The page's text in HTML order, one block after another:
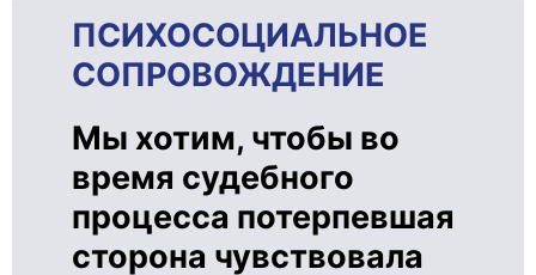
ПСИХОСОЦИ­АЛЬ­НОЕ
СОПРОВОЖ­ДЕ­НИЕ
Мы хотим, чтобы во
время судебного
процесса потерпевшая
сторона чувствовала